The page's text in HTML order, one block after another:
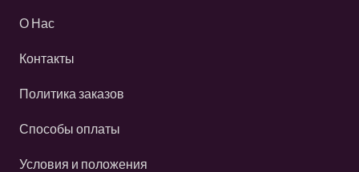
О Нас
Контакты
Политика заказов
Способы оплаты
Условия и положения